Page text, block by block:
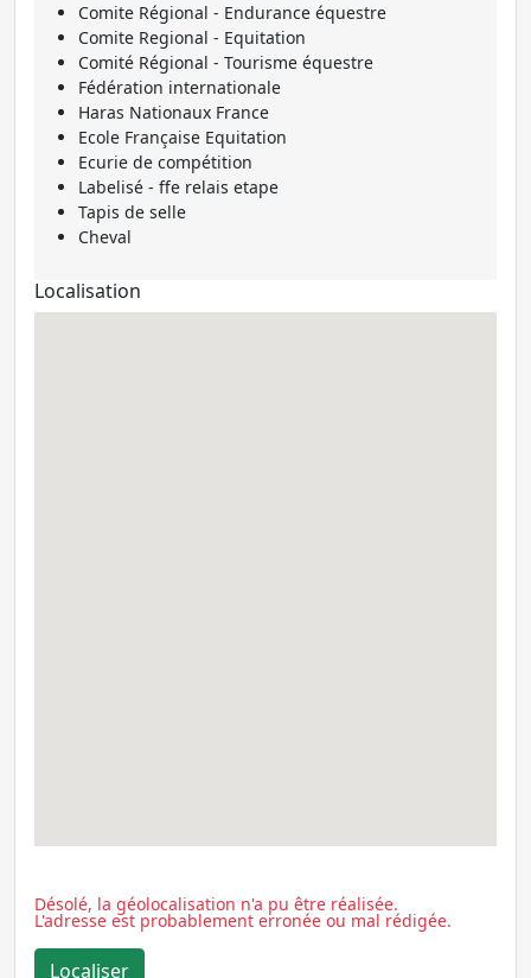
Comite Régional - Endurance équestre
Comite Regional - Equitation
Comité Régional - Tourisme équestre
Fédération internationale
Haras Nationaux France
Ecole Française Equitation
Ecurie de compétition
Labelisé - ffe relais etape
Tapis de selle
Cheval
Localisation
Désolé, la géolocalisation n'a pu être réalisée.
L'adresse est probablement erronée ou mal rédigée.